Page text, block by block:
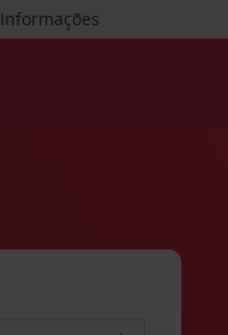
Informações